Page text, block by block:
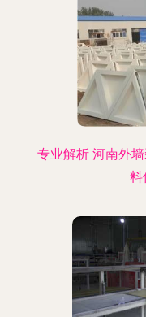
专业解析 河南外
料